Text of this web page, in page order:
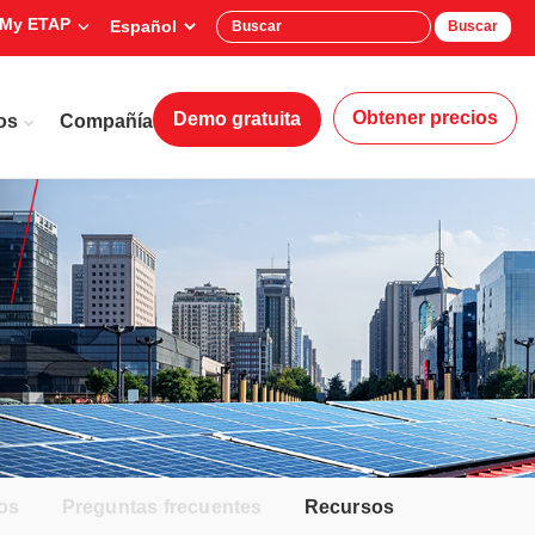
ETAP Buscar
Compañía Demo gratuita Obtener precios
Preguntas frecuentes Recursos